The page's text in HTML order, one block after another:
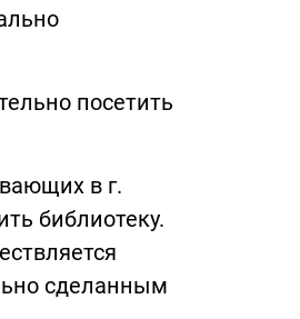
посетить
в г.
библиотеку.
сделанным